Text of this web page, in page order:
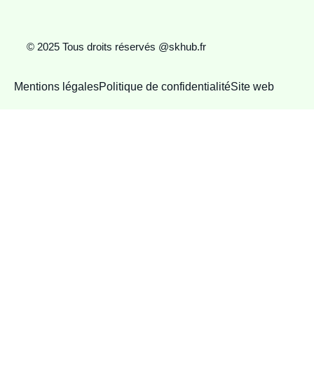
© 2025 Tous droits réservés @skhub.fr
Mentions légalesPolitique de confidentialitéSite web